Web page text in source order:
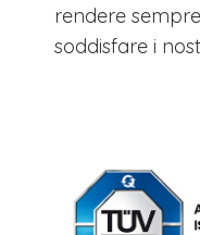
rendere
soddisfare i